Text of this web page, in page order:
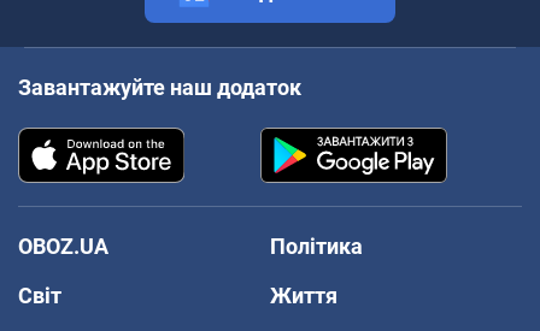
Завантажуйте наш додаток
OBOZ.UA
Політика
Світ
Життя